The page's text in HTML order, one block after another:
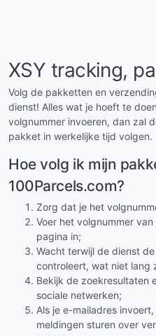
XSY tracking,
Volg de pakketten en
dienst! Alles wat je hoeft te
volgnummer invoeren, dan zal
pakket in werkelijke tijd volgen.
Hoe volg ik mijn
100Parcels.com?
Zorg dat je het
Voer het volgnummer
pagina in;
Wacht terwijl de dienst
controleert, wat niet lang
Bekijk de zoekresultaten
sociale netwerken;
Als je e-mailadres
meldingen sturen over